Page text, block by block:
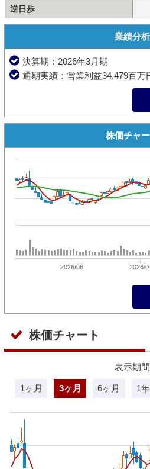
逆日歩
業績分析
決算期：2026年3月期
通期実績：営業利益34,479百万
株価チャ
2026/06 2026/
株価チャート
表示期間
1ヶ月 3ヶ月 6ヶ月 1年